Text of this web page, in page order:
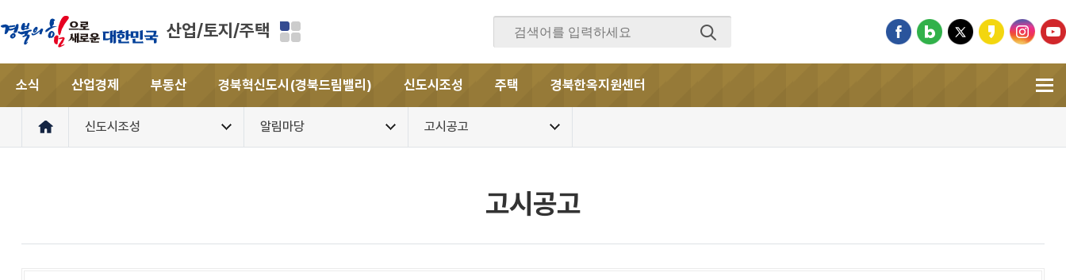
산업/토지/주택
소식 산업경제 부동산 경북혁신도시(경북드림밸리) 신도시조성 주택 경북한옥지원센터
신도시조성 알림마당 고시공고
고시공고